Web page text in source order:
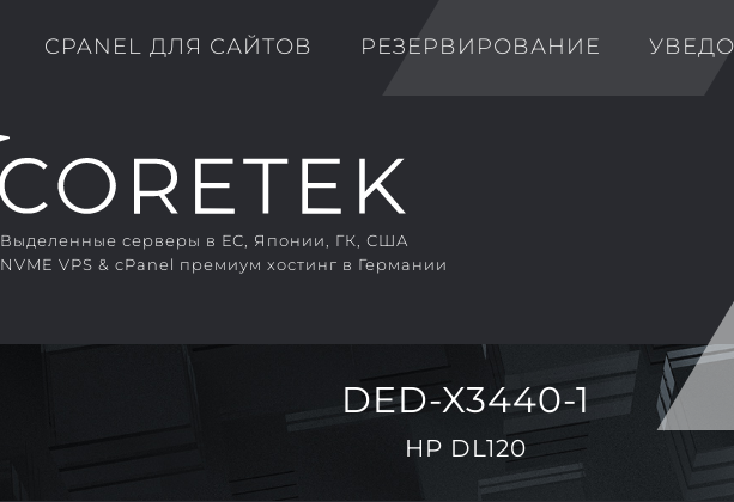
CPANEL ДЛЯ САЙТОВ РЕЗЕРВИРОВАНИЕ
Выделенные серверы в ЕС, Японии, ГК, США
NVME VPS & cPanel премиум хостинг в Германии
DED-X3440-1
HP DL120